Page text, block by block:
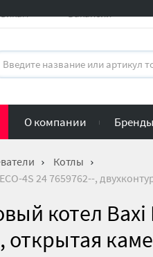
Вакансии
О компании Бренды
Котлы
4S 24 7659762--,
котел Baxi
открытая